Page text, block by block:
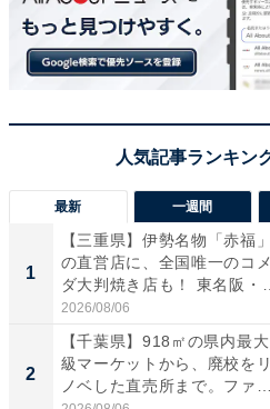
最新 一週間
1
【三重県】伊勢名物「赤福」
の直営店に、全国唯一のコメ
ダ大判焼き店も！ 東名阪・
伊...
2026/08/06
2
【千葉県】918㎡の県内最大
級マーケットから、廃校をリ
ノベした直売所まで。ファ